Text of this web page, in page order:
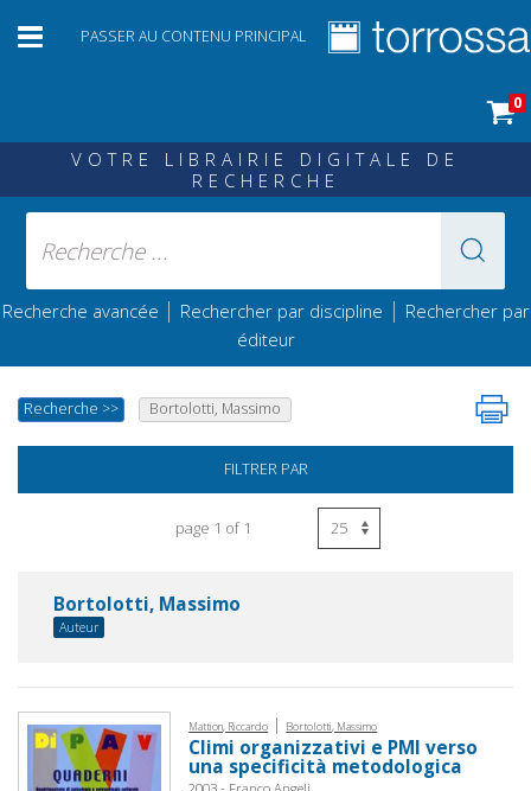
PASSER AU CONTENU PRINCIPAL
0
VOTRE LIBRAIRIE DIGITALE DE
RECHERCHE
Recherche avancée | Rechercher par discipline | Rechercher par
éditeur
Recherche >> Bortolotti, Massimo
FILTRER PAR
page 1 of 1
Bortolotti, Massimo
Auteur
Mattion, Riccardo | Bortolotti, Massimo
Climi organizzativi e PMI verso
una specificità metodologica